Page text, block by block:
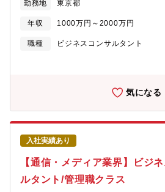
客様は大きな変革局面にあり、デジタル
革、新しいテクノロジーを梃子にした新
＆Aによる新収益機会獲得等々の大きな
ションでは自動車業界コンサルタントと
す。■自動車販売オペレーションBPR/
ーション■R＆Dアウトソーシング
発■カーボンニュートラル・サステナビ
モデル構築【プロジェクト事例】テクノ
発からデジタル業務改革まで、企業のみ
構造を変えるようなトランスフォーメー
ら実行を支援しています。■自動車会社A
市場ローンチ戦略策定■自動車会社B社
業開発・立ち上げ支援■通信会社C社：
リティサービス開発支援■自動車サプラ
勤務地 東京都
年収 1000万円～2000万円
職種
ビジネスコンサルタント
気になる
入社実績あり
【通信・メディア業界】ビジ
ルタント/管理職クラス